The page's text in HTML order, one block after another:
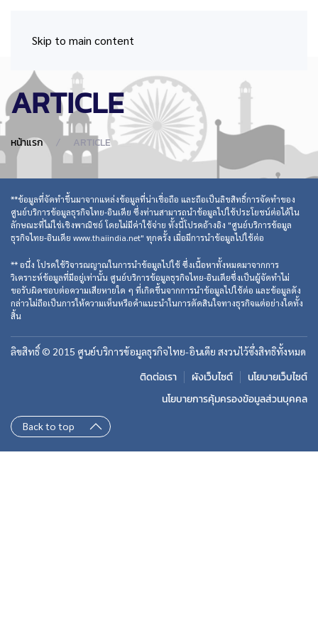
Skip to main content
ARTICLE
หน้าแรก ARTICLE
**ข้อมูลที่จัดทำขึ้นมาจากแหล่งข้อมูลที่น่าเชื่อถือ และถือเป็นลิขสิทธิ์การจัดทำของ
ศูนย์บริการข้อมูลธุรกิจไทย-อินเดีย ซึ่งท่านสามารถนำข้อมูลไปใช้ประโยชน์ต่อได้ใน
ลักษณะที่ไม่ใช่เชิงพาณิชย์ โดยไม่มีค่าใช้จ่าย ทั้งนี้โปรดอ้างอิง "ศูนย์บริการข้อมูล
ธุรกิจไทย-อินเดีย www.thaiindia.net" ทุกครั้ง เมื่อมีการนำข้อมูลไปใช้ต่อ
** อนึ่ง โปรดใช้วิจารณญาณในการนำข้อมูลไปใช้ ซึ่งเนื้อหาทั้งหมดมาจากการ
วิเคราะห์ข้อมูลที่มีอยู่เท่านั้น ศูนย์บริการข้อมูลธุรกิจไทย-อินเดียซึ่งเป็นผู้จัดทำไม่
ขอรับผิดชอบต่อความเสียหายใด ๆ ที่เกิดขึ้นจากการนำข้อมูลไปใช้ต่อ และข้อมูลดัง
กล่าวไม่ถือเป็นการให้ความเห็นหรือคำแนะนำในการตัดสินใจทางธุรกิจแต่อย่างใดทั้ง
สิ้น
ลิขสิทธิ์ © 2015 ศูนย์บริการข้อมูลธุรกิจไทย-อินเดีย สงวนไว้ซึ่งสิทธิทั้งหมด
ติดต่อเรา ผังเว็บไซต์
นโยบายเว็บไซต์
นโยบายการคุ้มครองข้อมูลส่วนบุคคล
Back to top